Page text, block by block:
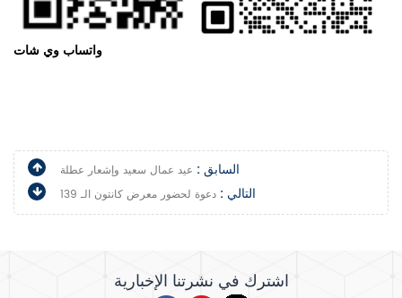
واتساب وي شات
السابق : عيد عمال سعيد وإشعار عطلة
التالي : دعوة لحضور معرض كانتون الـ 139
اشترك في نشرتنا الإخبارية